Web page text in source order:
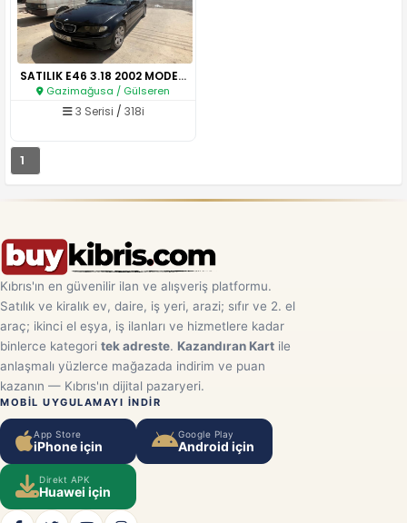
SATILIK E46 3.18 2002 MODEL EN..
Gazimağusa / Gülseren
3 Serisi / 318i
1
Kıbrıs'ın en güvenilir ilan ve alışveriş platformu.
Satılık ve kiralık ev, daire, iş yeri, arazi; sıfır ve 2. el
araç; ikinci el eşya, iş ilanları ve hizmetlere kadar
binlerce kategori tek adreste. Kazandıran Kart ile
anlaşmalı yüzlerce mağazada indirim ve puan
kazanın — Kıbrıs'ın dijital pazaryeri.
MOBIL UYGULAMAYI INDIR
App Store
iPhone için
Google Play
Android için
Direkt APK
Huawei için